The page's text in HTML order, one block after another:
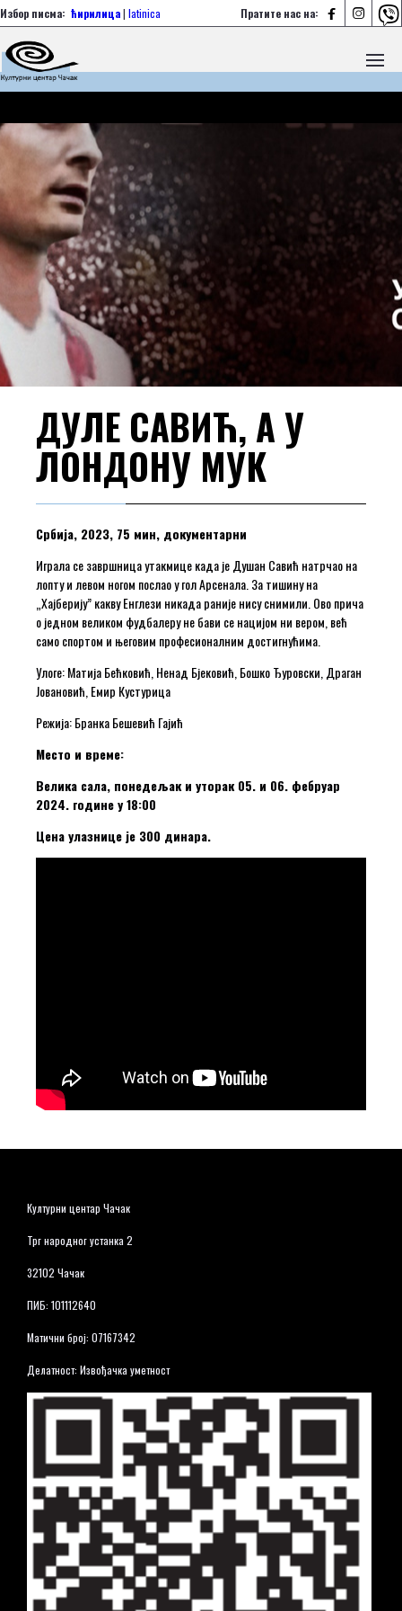
Пратите нас на:   
Избор писма: ћирилица| latinica
ДУЛЕ САВИЋ, А У
ЛОНДОНУ МУК
Србија, 2023, 75 мин, документарни
Играла се завршница утакмице када је Душан Савић натрчао на
лопту и левом ногом послао у гол Арсенала. За тишину на
„Хајберију” какву Енглези никада раније нису снимили. Ово прича
о једном великом фудбалеру не бави се нацијом ни вером, већ
само спортом и његовим професионалним достигнућима.
Улоге: Матија Бећковић, Ненад Бјековић, Бошко Ђуровски, Драган
Јовановић, Емир Кустурица
Режија: Бранка Бешевић Гајић
Место и време:
Велика сала, понедељак и уторак 05. и 06. фебруар
2024. године у 18:00
Цена улазнице је 300 динара.
Културни центар Чачак
Трг народног устанка 2
32102 Чачак
ПИБ: 101112640
Матични број: 07167342
Делатност: Извођачка уметност